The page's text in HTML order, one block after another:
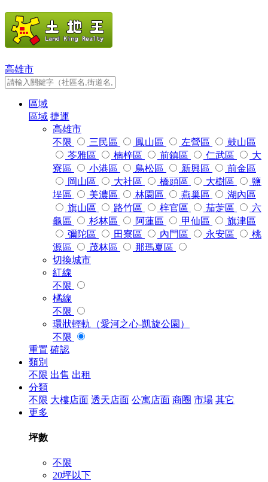
高雄市
區域
區域 捷運
高雄市
不限
三民區 鳳山區 左營區
鼓山區
苓雅區
楠梓區 前鎮區 仁武區
大
寮區
小港區 鳥松區 新興區
前金區
岡山區
大社區 橋頭區 大樹區
鹽
埕區
美濃區 林園區 燕巢區
湖內區
旗山區
路竹區 梓官區 茄萣區
六
龜區
杉林區 阿蓮區 甲仙區
旗津區
彌陀區
田寮區 內門區 永安區
桃
源區
茂林區
那瑪夏區
切換城市
紅線
不限
橘線
不限
環狀輕軌（愛河之心-凱旋公園）
不限
重置 確認
類別
不限 出售 出租
分類
不限 大樓店面 透天店面 公寓店面 商圈 市場 其它
更多
坪數
不限
20坪以下